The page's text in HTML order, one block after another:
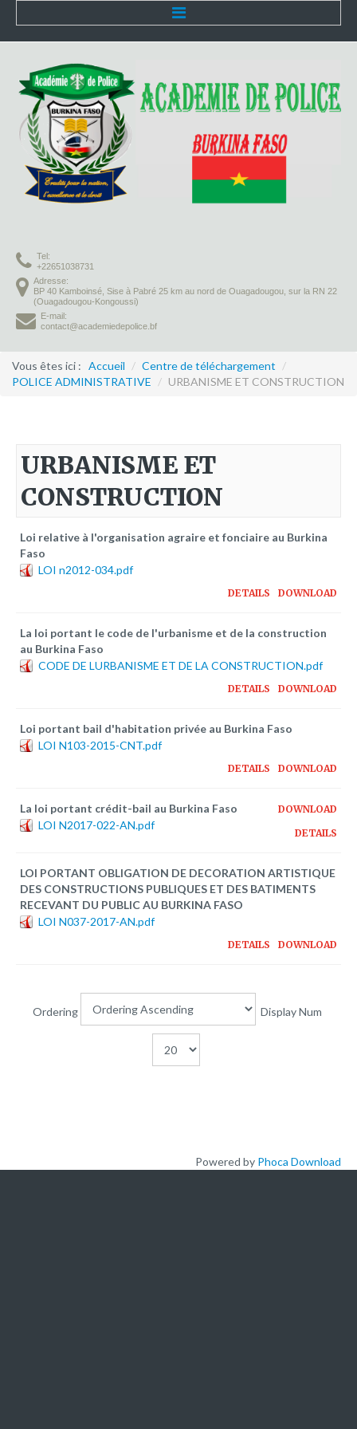
Accueil
L'Académie
Présentation
Organisation
Infrastructures
Vie à l'Académie
Missions
Formation continue
Activités
bulletins électroniques d'information
Activités Hanns Seidel
Documentations
Avec l'Institut Danois des Droits de l'Homme
Publications à télécharger
Plateforme pédagogique
Bibliothèque en ligne
Nous Ecrire
Tel:
+22651038731
Adresse:
BP 40 Kamboinsé, Sise à Pabré 25 km au nord de Ouagadougou, sur la RN 22
(Ouagadougou-Kongoussi)
E-mail:
contact@academiedepolice.bf
Vous êtes ici : Accueil / Centre de téléchargement /
POLICE ADMINISTRATIVE / URBANISME ET CONSTRUCTION
URBANISME ET
CONSTRUCTION
Loi relative à l'organisation agraire et fonciaire au Burkina
Faso
LOI n2012-034.pdf
DOWNLOAD
DETAILS
La loi portant le code de l'urbanisme et de la construction
au Burkina Faso
CODE DE LURBANISME ET DE LA CONSTRUCTION.pdf
DOWNLOAD
DETAILS
Loi portant bail d'habitation privée au Burkina Faso
LOI N103-2015-CNT.pdf
DOWNLOAD
DETAILS
La loi portant crédit-bail au Burkina Faso
LOI N2017-022-AN.pdf
DOWNLOAD
DETAILS
LOI PORTANT OBLIGATION DE DECORATION ARTISTIQUE
DES CONSTRUCTIONS PUBLIQUES ET DES BATIMENTS
RECEVANT DU PUBLIC AU BURKINA FASO
LOI N037-2017-AN.pdf
DOWNLOAD
DETAILS
Ordering Display Num
Powered by Phoca Download